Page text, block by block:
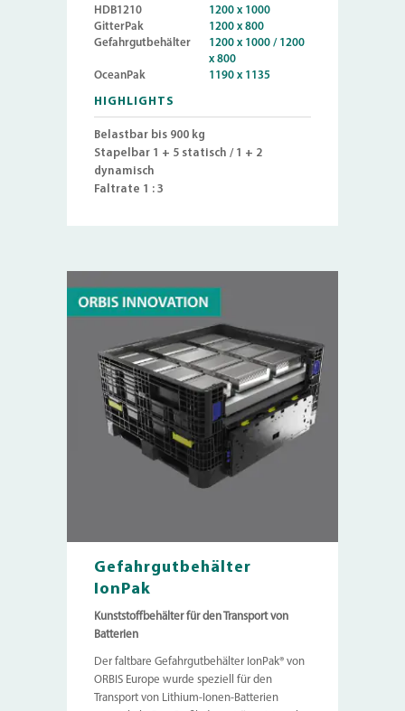
HDB1210
1200 x 1000
GitterPak
1200 x 800
Gefahrgutbehälter
1200 x 1000 / 1200
x 800
OceanPak
1190 x 1135
HIGHLIGHTS
Belastbar bis 900 kg
Stapelbar 1 + 5 statisch / 1 + 2
dynamisch
Faltrate 1 : 3
Gefahrgutbehälter
IonPak
Kunststoffbehälter für den Transport von
Batterien
Der faltbare Gefahrgutbehälter IonPak® von
ORBIS Europe wurde speziell für den
Transport von Lithium-Ionen-Batterien